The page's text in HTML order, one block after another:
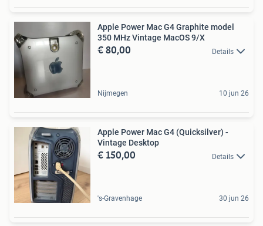
Apple Power Mac G4 Graphite model
350 MHz Vintage MacOS 9/X
€ 80,00 Details
Nijmegen 10 jun 26
Apple Power Mac G4 (Quicksilver) -
Vintage Desktop
€ 150,00 Details
's-Gravenhage 30 jun 26